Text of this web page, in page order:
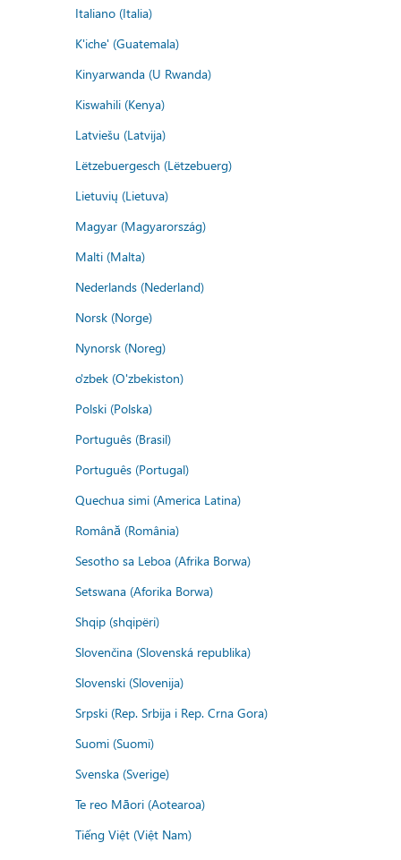
Italiano (Italia)
K'iche' (Guatemala)
Kinyarwanda (U Rwanda)
Kiswahili (Kenya)
Latviešu (Latvija)
Lëtzebuergesch (Lëtzebuerg)
Lietuvių (Lietuva)
Magyar (Magyarország)
Malti (Malta)
Nederlands (Nederland)
Norsk (Norge)
Nynorsk (Noreg)
o'zbek (O'zbekiston)
Polski (Polska)
Português (Brasil)
Português (Portugal)
Quechua simi (America Latina)
Română (România)
Sesotho sa Leboa (Afrika Borwa)
Setswana (Aforika Borwa)
Shqip (shqipëri)
Slovenčina (Slovenská republika)
Slovenski (Slovenija)
Srpski (Rep. Srbija i Rep. Crna Gora)
Suomi (Suomi)
Svenska (Sverige)
Te reo Māori (Aotearoa)
Tiếng Việt (Việt Nam)